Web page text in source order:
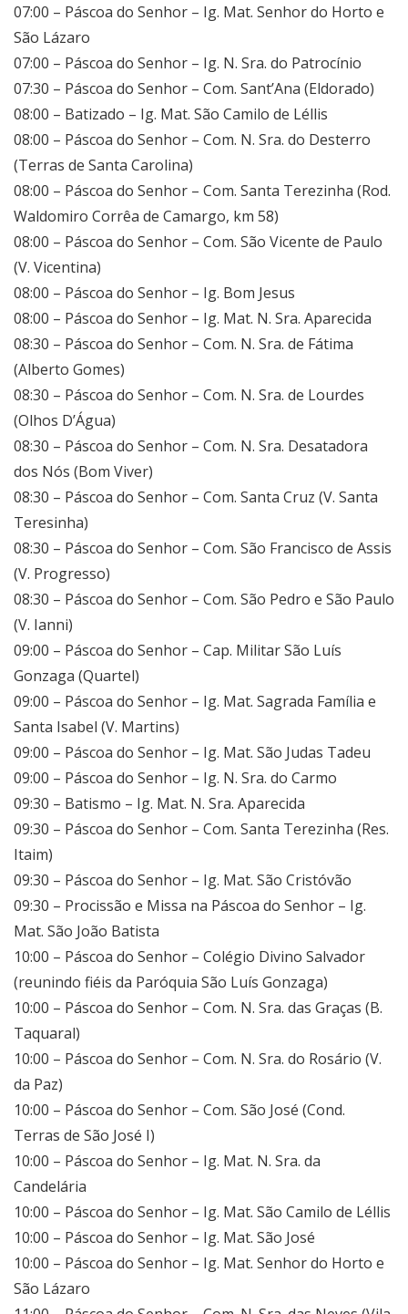
07:00 – Páscoa do Senhor – Ig. Mat. Senhor do Horto e
São Lázaro
07:00 – Páscoa do Senhor – Ig. N. Sra. do Patrocínio
07:30 – Páscoa do Senhor – Com. Sant’Ana (Eldorado)
08:00 – Batizado – Ig. Mat. São Camilo de Léllis
08:00 – Páscoa do Senhor – Com. N. Sra. do Desterro
(Terras de Santa Carolina)
08:00 – Páscoa do Senhor – Com. Santa Terezinha (Rod.
Waldomiro Corrêa de Camargo, km 58)
08:00 – Páscoa do Senhor – Com. São Vicente de Paulo
(V. Vicentina)
08:00 – Páscoa do Senhor – Ig. Bom Jesus
08:00 – Páscoa do Senhor – Ig. Mat. N. Sra. Aparecida
08:30 – Páscoa do Senhor – Com. N. Sra. de Fátima
(Alberto Gomes)
08:30 – Páscoa do Senhor – Com. N. Sra. de Lourdes
(Olhos D’Água)
08:30 – Páscoa do Senhor – Com. N. Sra. Desatadora
dos Nós (Bom Viver)
08:30 – Páscoa do Senhor – Com. Santa Cruz (V. Santa
Teresinha)
08:30 – Páscoa do Senhor – Com. São Francisco de Assis
(V. Progresso)
08:30 – Páscoa do Senhor – Com. São Pedro e São Paulo
(V. Ianni)
09:00 – Páscoa do Senhor – Cap. Militar São Luís
Gonzaga (Quartel)
09:00 – Páscoa do Senhor – Ig. Mat. Sagrada Família e
Santa Isabel (V. Martins)
09:00 – Páscoa do Senhor – Ig. Mat. São Judas Tadeu
09:00 – Páscoa do Senhor – Ig. N. Sra. do Carmo
09:30 – Batismo – Ig. Mat. N. Sra. Aparecida
09:30 – Páscoa do Senhor – Com. Santa Terezinha (Res.
Itaim)
09:30 – Páscoa do Senhor – Ig. Mat. São Cristóvão
09:30 – Procissão e Missa na Páscoa do Senhor – Ig.
Mat. São João Batista
10:00 – Páscoa do Senhor – Colégio Divino Salvador
(reunindo fiéis da Paróquia São Luís Gonzaga)
10:00 – Páscoa do Senhor – Com. N. Sra. das Graças (B.
Taquaral)
10:00 – Páscoa do Senhor – Com. N. Sra. do Rosário (V.
da Paz)
10:00 – Páscoa do Senhor – Com. São José (Cond.
Terras de São José I)
10:00 – Páscoa do Senhor – Ig. Mat. N. Sra. da
Candelária
10:00 – Páscoa do Senhor – Ig. Mat. São Camilo de Léllis
10:00 – Páscoa do Senhor – Ig. Mat. São José
10:00 – Páscoa do Senhor – Ig. Mat. Senhor do Horto e
São Lázaro